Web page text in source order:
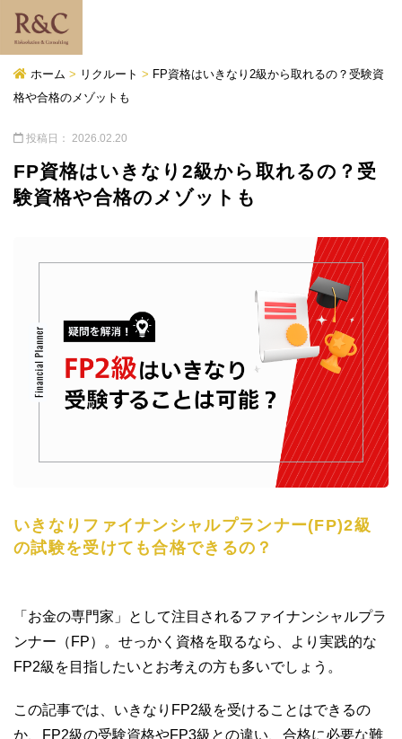
ホーム > リクルート > FP資格はいきなり2級から取れるの？受験資
格や合格のメゾットも
投稿日： 2026.02.20
FP資格はいきなり2級から取れるの？受
験資格や合格のメゾットも
いきなりファイナンシャルプランナー(FP)2級
の試験を受けても合格できるの？
「お金の専門家」として注目されるファイナンシャルプラ
ンナー（FP）。せっかく資格を取るなら、より実践的な
FP2級を目指したいとお考えの方も多いでしょう。
この記事では、いきなりFP2級を受けることはできるの
か、FP2級の受験資格やFP3級との違い、合格に必要な難